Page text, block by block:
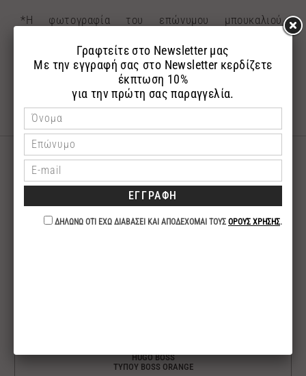
*Η φωτογραφία του επώνυμου μπουκαλιού
αγαπημένου σας επώνυμου αρώματος.Τα αρώματα
αποστέλλονται σε γυάλινη συσκευασία με το
λογότυπο της εταιρίας μας.
ΣΧΕΤΙΚΑ ΠΡΟΪΟΝΤΑ
HUGO BOSS
ΤΥΠΟΥ BOSS ORANGE